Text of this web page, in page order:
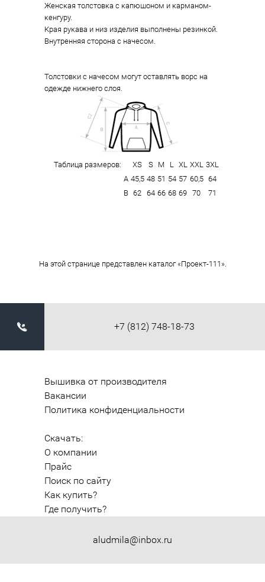
Женская толстовка с капюшоном и карманом-
кенгуру.
Края рукава и низ изделия выполнены резинкой.
Внутренняя сторона с начесом.
Толстовки с начесом могут оставлять ворс на
одежде нижнего слоя.
Таблица размеров: XS S M L XL XXL 3XL
А 45,5 48 51 54 57 60,5 64
В 62 64 66 68 69 70 71
На этой странице представлен каталог «Проект-111».
+7 (812) 748-18-73
aludmila@inbox.ru
Вышивка от производителя
Вакансии
Политика конфиденциальности
Скачать:
О компании
Прайс
Поиск по сайту
Как купить?
Где получить?